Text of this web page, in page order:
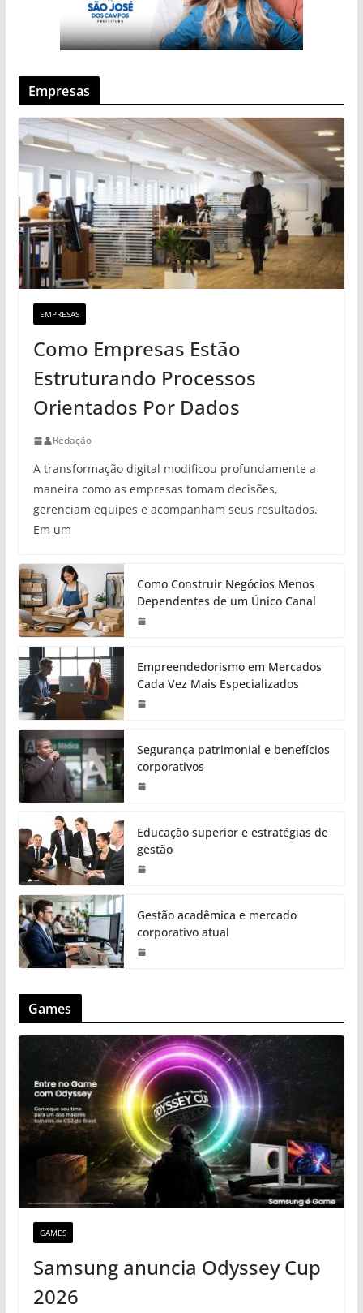
Empresas
EMPRESAS
Como Empresas Estão
Estruturando Processos
Orientados Por Dados
Redação
A transformação digital modificou profundamente a
maneira como as empresas tomam decisões,
gerenciam equipes e acompanham seus resultados.
Em um
Como Construir Negócios Menos
Dependentes de um Único Canal
Empreendedorismo em Mercados
Cada Vez Mais Especializados
Segurança patrimonial e benefícios
corporativos
Educação superior e estratégias de
gestão
Gestão acadêmica e mercado
corporativo atual
Games
GAMES
Samsung anuncia Odyssey Cup
2026